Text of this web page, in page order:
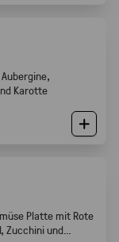
Karotte
Platte mit Rote
Zucchini und